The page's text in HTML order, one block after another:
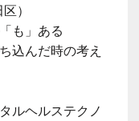
）
も」ある
込んだ時の考え
ルヘルステクノ